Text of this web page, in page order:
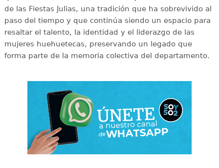
de las Fiestas Julias, una tradición que ha sobrevivido al
paso del tiempo y que continúa siendo un espacio para
resaltar el talento, la identidad y el liderazgo de las
mujeres huehuetecas, preservando un legado que
forma parte de la memoria colectiva del departamento.